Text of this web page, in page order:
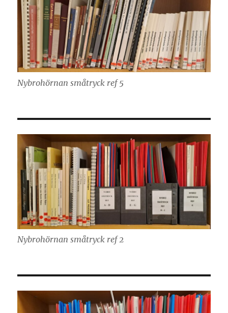
Nybrohörnan småtryck ref 5
Nybrohörnan småtryck ref 2